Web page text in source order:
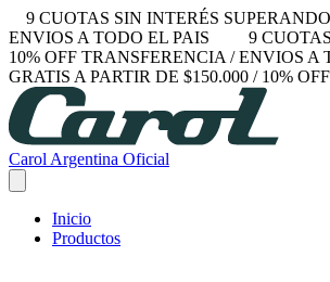
9 CUOTAS SIN INTERÉS
ENVIOS A TODO EL PAIS
9
10% OFF TRANSFERENCIA / ENVIOS A
GRATIS A PARTIR DE $150.000 / 10%
Carol Argentina Oficial
Inicio
Productos